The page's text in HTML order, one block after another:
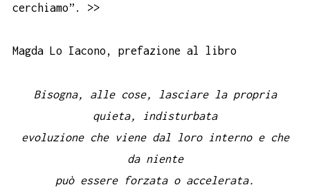
cerchiamo”. >>
Magda Lo Iacono, prefazione al libro
Bisogna, alle cose, lasciare la propria
quieta, indisturbata
evoluzione che viene dal loro interno e che
da niente
può essere forzata o accelerata.